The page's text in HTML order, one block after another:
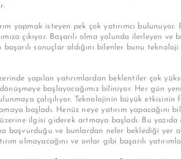
yapmak isteyen pek çok yatırımcı
çıkıyor. Başarılı olma yolunda ilerleyen ve
başarılı sonuçlar aldığını bilenler bunu
yapılan yatırımlardan beklentiler çok
başlayacağımız biliniyor. Her gün
çalışılıyor. Teknolojinin büyük
başladı. Henüz neye yatırım yapacağını
üzerine ilgisi giderek artmaya başladı. Bu
başvurduğu ve bunlardan neler beklediği yer
olmayacağını ve onlar gibi başarılı